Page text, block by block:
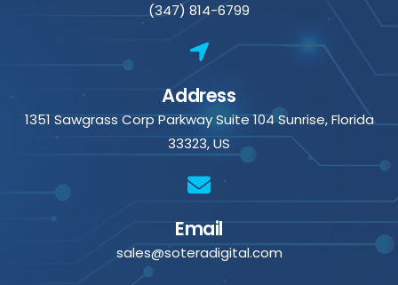
(347) 814-6799
Address
1351 Sawgrass Corp Parkway Suite 104 Sunrise, Florida
33323, US
Email
sales@soteradigital.com